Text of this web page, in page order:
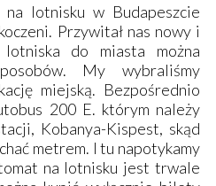
lotnisku w Budapeszcie
Przywitał nas nowy i
do miasta można
My wybraliśmy
miejską. Bezpośrednio
200 E. którym należy
Kobanya-Kispest, skąd
metrem. I tu napotykamy
na lotnisku jest trwale